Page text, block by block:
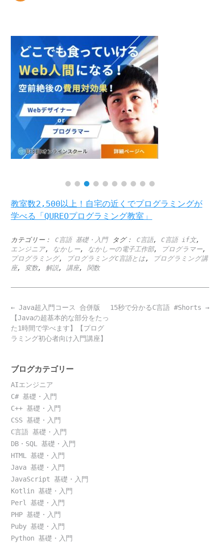
教室数2,500以上！自宅の近くでプログラミングが
学べる「QUREOプログラミング教室」
カテゴリー： C言語 基礎・入門 タグ： C言語, C言語 if文,
エンジニア, なかしー, なかしーの電子工作部, プログラマー,
プログラミング, プログラミングC言語とは,
プログラミング講
座, 変数, 解説, 講座, 関数
Post
navigation
15秒で分かるC言語 #Shorts →
← Java超入門コース 合併版
【Javaの超基本的な部分をたっ
た1時間で学べます】【プログ
ラミング初心者向け入門講座】
ブログカテゴリー
AIエンジニア
C# 基礎・入門
C++ 基礎・入門
CSS 基礎・入門
C言語 基礎・入門
DB・SQL 基礎・入門
HTML 基礎・入門
Java 基礎・入門
JavaScript 基礎・入門
Kotlin 基礎・入門
Perl 基礎・入門
PHP 基礎・入門
Puby 基礎・入門
Python 基礎・入門